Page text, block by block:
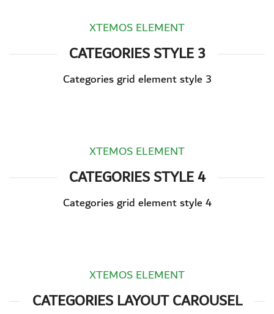
XTEMOS ELEMENT
CATEGORIES STYLE 3
Categories grid element style 3
XTEMOS ELEMENT
CATEGORIES STYLE 4
Categories grid element style 4
XTEMOS ELEMENT
CATEGORIES LAYOUT CAROUSEL